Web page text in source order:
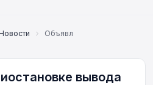
Объявление о
вывода